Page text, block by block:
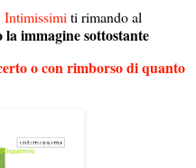
Intimissimi ti rimando al
immagine sottostante
o con rimborso di quanto